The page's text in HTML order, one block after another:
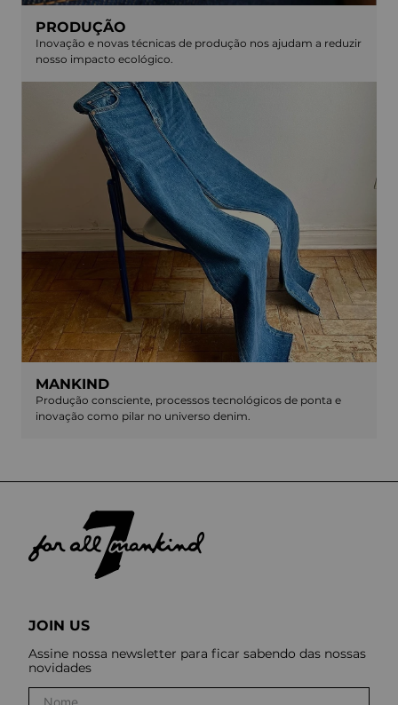
PRODUÇÃO
Inovação e novas técnicas de produção nos ajudam a reduzir
nosso impacto ecológico.
MANKIND
Produção consciente, processos tecnológicos de ponta e
inovação como pilar no universo denim.
JOIN US
Assine nossa newsletter para ficar sabendo das nossas
novidades